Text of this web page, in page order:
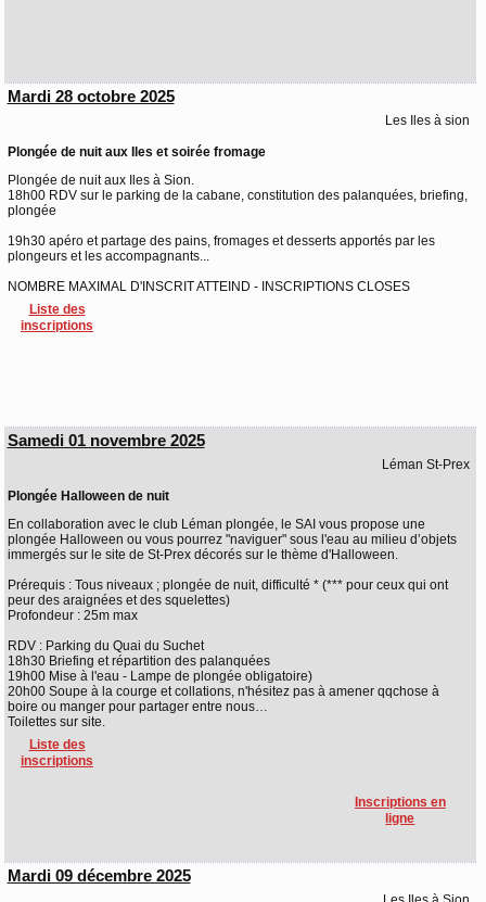
Mardi 28 octobre 2025
Les Iles à sion
Plongée de nuit aux Iles et soirée fromage
Plongée de nuit aux Iles à Sion.
18h00 RDV sur le parking de la cabane, constitution des palanquées, briefing,
plongée
19h30 apéro et partage des pains, fromages et desserts apportés par les
plongeurs et les accompagnants...
NOMBRE MAXIMAL D'INSCRIT ATTEIND - INSCRIPTIONS CLOSES
Liste des
inscriptions
Samedi 01 novembre 2025
Léman St-Prex
Plongée Halloween de nuit
En collaboration avec le club Léman plongée, le SAI vous propose une
plongée Halloween ou vous pourrez "naviguer" sous l'eau au milieu d’objets
immergés sur le site de St-Prex décorés sur le thème d'Halloween.
Prérequis : Tous niveaux ; plongée de nuit, difficulté * (*** pour ceux qui ont
peur des araignées et des squelettes)
Profondeur : 25m max
RDV : Parking du Quai du Suchet
18h30 Briefing et répartition des palanquées
19h00 Mise à l'eau - Lampe de plongée obligatoire)
20h00 Soupe à la courge et collations, n'hésitez pas à amener qqchose à
boire ou manger pour partager entre nous…
Toilettes sur site.
Liste des
inscriptions
Inscriptions en
ligne
Mardi 09 décembre 2025